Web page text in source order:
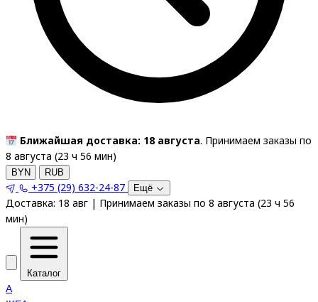
Ближайшая доставка: 18 августа. Принимаем заказы по
8 августа (23 ч 56 мин)
BYN RUB
+375 (29) 632-24-87 Ещё
Доставка: 18 авг | Принимаем заказы по 8 августа (23 ч 56
мин)
Каталог
A